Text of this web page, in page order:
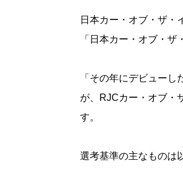
日本カー・オブ・ザ・
「日本カー・オブ・ザ
「その年にデビュー
が、RJCカー・オブ・
す。
選考基準の主なものは